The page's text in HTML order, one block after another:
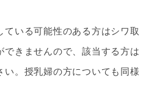
いる可能性のある方はシワ取
できませんので、該当する方は
い。授乳婦の方についても同様